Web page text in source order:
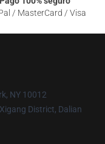
/ MasterCard / Visa
NY 10012
District, Dalian